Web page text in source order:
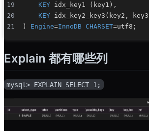
KEY idx_key1 ( key1 ) ,
KEY idx_key2_key3 ( key2 , key3
)
Engine=InnoDB CHARSET=utf8 ;
Explain 都有哪些列
mysql> EXPLAIN SELECT 1;